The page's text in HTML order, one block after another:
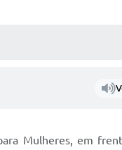
Mulheres, em